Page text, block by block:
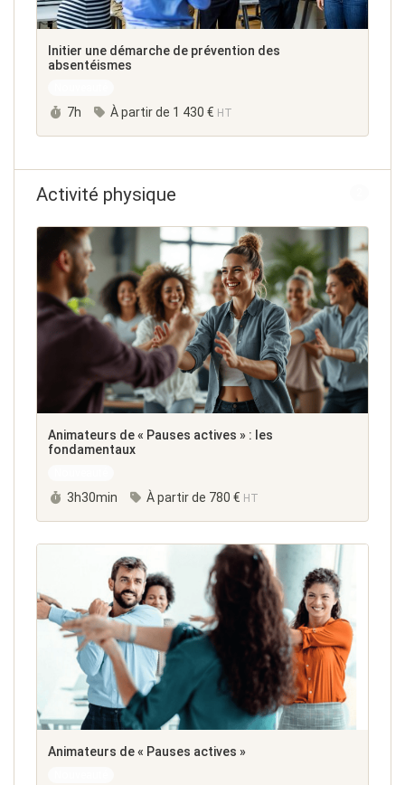
Initier une démarche de prévention des
absentéismes
Durée :
7h À partir de 1 430 € HT
Activité physique
Animateurs de « Pauses actives » : les
fondamentaux
Durée :
3h30min À partir de 780 € HT
Animateurs de « Pauses actives »